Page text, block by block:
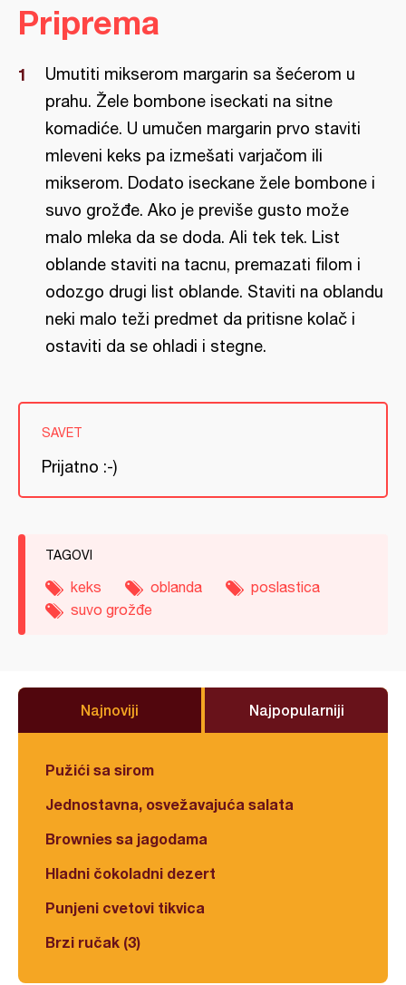
Priprema
Umutiti mikserom margarin sa šećerom u
prahu. Žele bombone iseckati na sitne
komadiće. U umučen margarin prvo staviti
mleveni keks pa izmešati varjačom ili
mikserom. Dodato iseckane žele bombone i
suvo grožđe. Ako je previše gusto može
malo mleka da se doda. Ali tek tek. List
oblande staviti na tacnu, premazati filom i
odozgo drugi list oblande. Staviti na oblandu
neki malo teži predmet da pritisne kolač i
ostaviti da se ohladi i stegne.
SAVET
Prijatno :-)
TAGOVI
keks oblanda
poslastica
suvo grožđe
Najnoviji Najpopularniji
Pužići sa sirom
Jednostavna, osvežavajuća salata
Brownies sa jagodama
Hladni čokoladni dezert
Punjeni cvetovi tikvica
Brzi ručak (3)